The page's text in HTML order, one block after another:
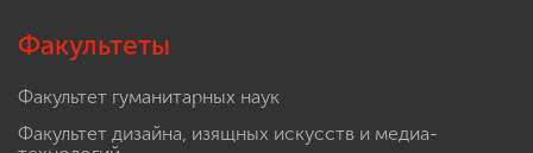
Факультеты
Факультет гуманитарных наук
Факультет дизайна, изящных искусств и медиа-